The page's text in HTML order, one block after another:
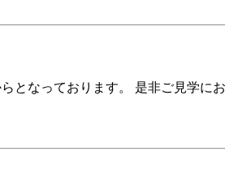
となっております。 是非ご見学に